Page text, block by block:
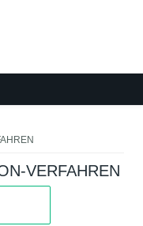
VERFAHREN